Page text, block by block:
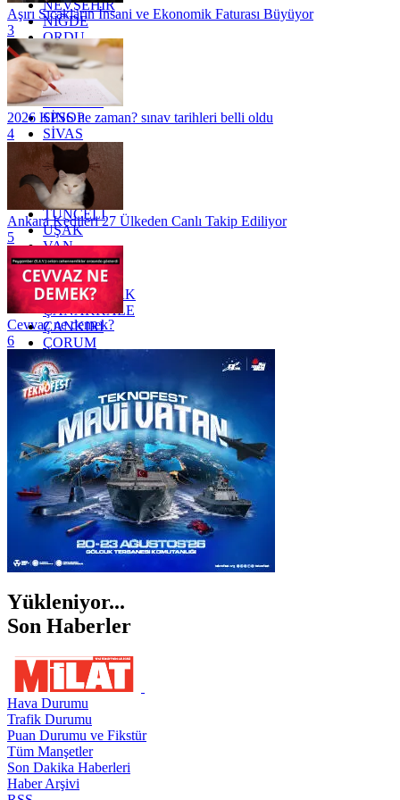
NEVŞEHİR
NİĞDE
ORDU
OSMANİYE
RİZE
SAKARYA
SAMSUN
SİNOP
SİVAS
SİİRT
TEKİRDAĞ
TOKAT
TRABZON
TUNCELİ
UŞAK
VAN
YALOVA
YOZGAT
ZONGULDAK
ÇANAKKALE
ÇANKIRI
ÇORUM
İSTANBUL
İZMİR
ŞANLIURFA
ŞIRNAK
Aşırı Sıcakların İnsani ve Ekonomik Faturası Büyüyor
3
2026 KPSS ne zaman? sınav tarihleri belli oldu
4
Ankara Kedileri 27 Ülkeden Canlı Takip Ediliyor
5
Cevvaz ne demek?
6
Yükleniyor...
Son Haberler
Hava Durumu
Trafik Durumu
Puan Durumu ve Fikstür
Tüm Manşetler
Son Dakika Haberleri
Haber Arşivi